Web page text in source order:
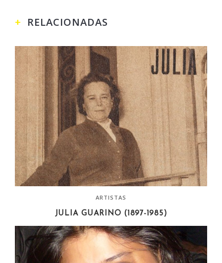
RELACIONADAS
ARTISTAS
JULIA GUARINO (1897-1985)